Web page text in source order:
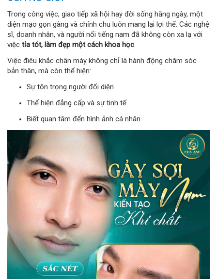
Trong công việc, giao tiếp xã hội hay đời sống hằng ngày, một
diện mạo gọn gàng và chỉnh chu luôn mang lại lợi thế. Các nghệ
sĩ, doanh nhân, và người nổi tiếng nam đã không còn xa lạ với
việc tỉa tót, làm đẹp một cách khoa học.
Việc điêu khắc chân mày không chỉ là hành động chăm sóc
bản thân, mà còn thể hiện:
Sự tôn trọng người đối diện
Thể hiện đẳng cấp và sự tinh tế
Biết quan tâm đến hình ảnh cá nhân